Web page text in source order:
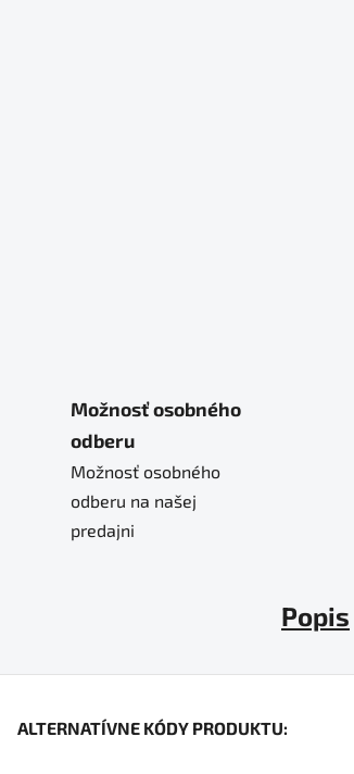
Možnosť osobného
odberu
Možnosť osobného
odberu na našej
predajni
Popis
ALTERNATÍVNE KÓDY PRODUKTU: